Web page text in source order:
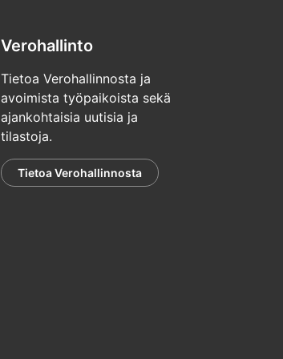
Verohallinto
Tietoa Verohallinnosta ja
avoimista työpaikoista sekä
ajankohtaisia uutisia ja
tilastoja.
Tietoa Verohallinnosta